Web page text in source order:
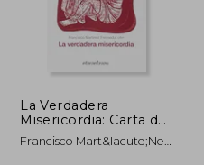
La Verdadera
Misericordia: Carta de
Francisco de Asís a un
Ministro (Hermano
Francisco Mart&Iacute;Nez